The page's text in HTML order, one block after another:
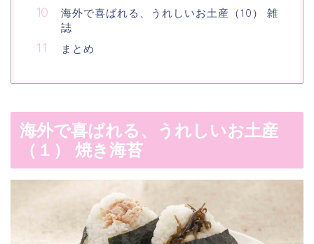
海外で喜ばれる、うれしいお土産（10） 雑
誌
まとめ
海外で喜ばれる、うれしいお土産
（１） 焼き海苔